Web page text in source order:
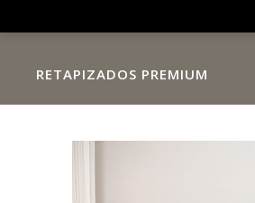
RETAPIZADOS PREMIUM